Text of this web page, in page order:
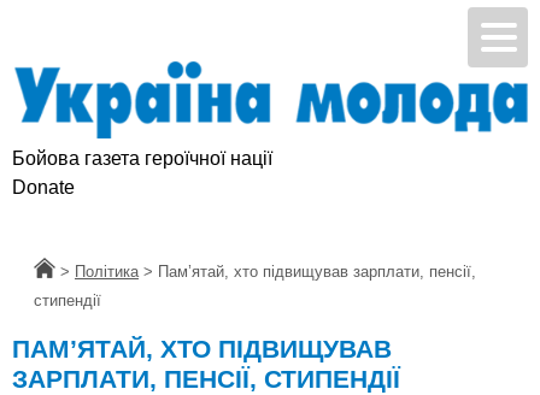
Бойова газета героїчної нації
Donate
Головна
> Політика > Пам’ятай, хто пiдвищував зарплати, пенсiї,
стипендiї
ПАМ’ЯТАЙ, ХТО ПIДВИЩУВАВ
ЗАРПЛАТИ, ПЕНСIЇ, СТИПЕНДIЇ